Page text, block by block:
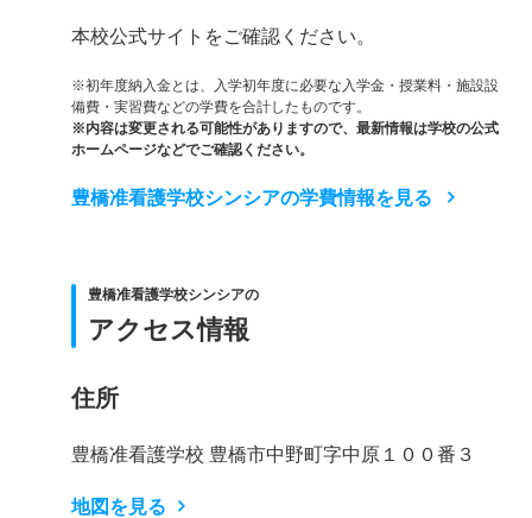
本校公式サイトをご確認ください。
※初年度納入金とは、入学初年度に必要な入学金・授業料・施設設
備費・実習費などの学費を合計したものです。
※内容は変更される可能性がありますので、最新情報は学校の公式
ホームページなどでご確認ください。
豊橋准看護学校シンシアの学費情報を見る
豊橋准看護学校シンシアの
アクセス情報
住所
豊橋准看護学校 豊橋市中野町字中原１００番３
地図を見る